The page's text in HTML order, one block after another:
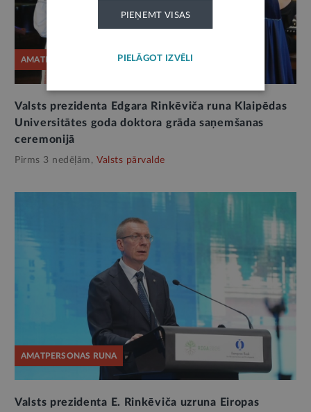
AMATPERSONAS RUNA
Valsts prezidenta Edgara Rinkēviča runa Klaipēdas
Universitātes goda doktora grāda saņemšanas
ceremonijā
Pirms 3 nedēļām, Valsts pārvalde
AMATPERSONAS RUNA
Valsts prezidenta E. Rinkēviča uzruna Eiropas
PIEŅEMT VISAS
PIELĀGOT IZVĒLI